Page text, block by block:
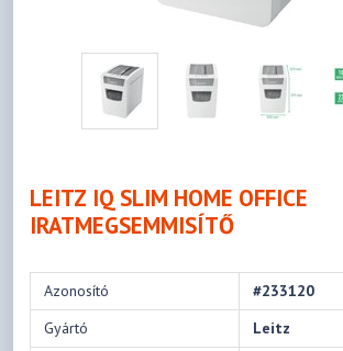
LEITZ IQ SLIM HOME OFFICE
IRATMEGSEMMISÍTŐ
Azonosító
#233120
Gyártó
Leitz